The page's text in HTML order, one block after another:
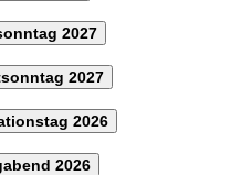
2027
2027
2026
2026